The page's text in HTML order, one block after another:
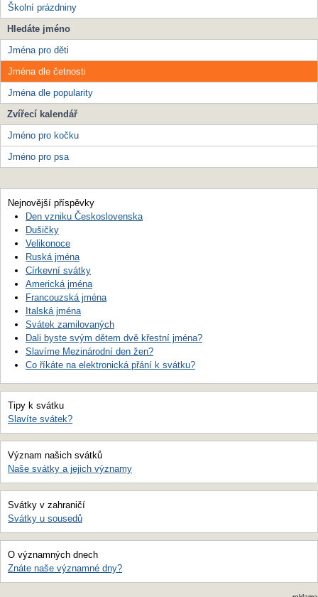
Školní prázdniny
Hledáte jméno
Jména pro děti
Jména dle četnosti
Jména dle popularity
Zvířecí kalendář
Jméno pro kočku
Jméno pro psa
Nejnovější příspěvky
Den vzniku Československa
Dušičky
Velikonoce
Ruská jména
Církevní svátky
Americká jména
Francouzská jména
Italská jména
Svátek zamilovaných
Dali byste svým dětem dvě křestní jména?
Slavíme Mezinárodní den žen?
Co říkáte na elektronická přání k svátku?
Tipy k svátku
Slavíte svátek?
Význam našich svátků
Naše svátky a jejich významy
Svátky v zahraničí
Svátky u sousedů
O významných dnech
Znáte naše významné dny?